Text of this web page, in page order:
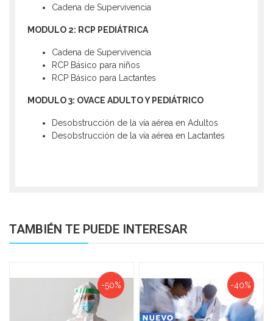
Cadena de Supervivencia
MODULO 2: RCP PEDIÁTRICA
Cadena de Supervivencia
RCP Básico para niños
RCP Básico para Lactantes
MODULO 3: OVACE ADULTO Y PEDIÁTRICO
Desobstrucción de la vía aérea en Adultos
Desobstrucción de la vía aérea en Lactantes
TAMBIÉN TE PUEDE INTERESAR
-50% -40%